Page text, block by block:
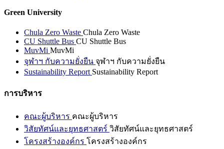
Green University
Chula Zero Waste Chula Zero Waste
CU Shuttle Bus CU Shuttle Bus
MuvMi MuvMi
จุฬาฯ กับความยั่งยืน จุฬาฯ กับความยั่งยืน
Sustainability Report Sustainability Report
การบริหาร
คณะผู้บริหาร คณะผู้บริหาร
วิสัยทัศน์และยุทธศาสตร์ วิสัยทัศน์และยุทธศาสตร์
โครงสร้างองค์กร โครงสร้างองค์กร